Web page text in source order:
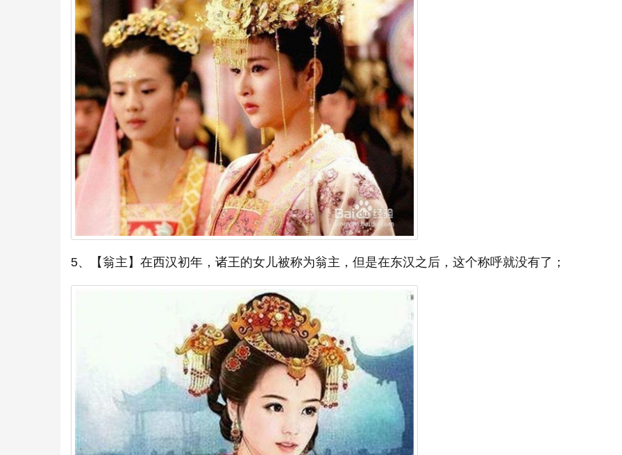
5、【翁主】在西汉初年，诸王的女儿被称为翁主，但是在东汉之后，这个称呼就没有了；